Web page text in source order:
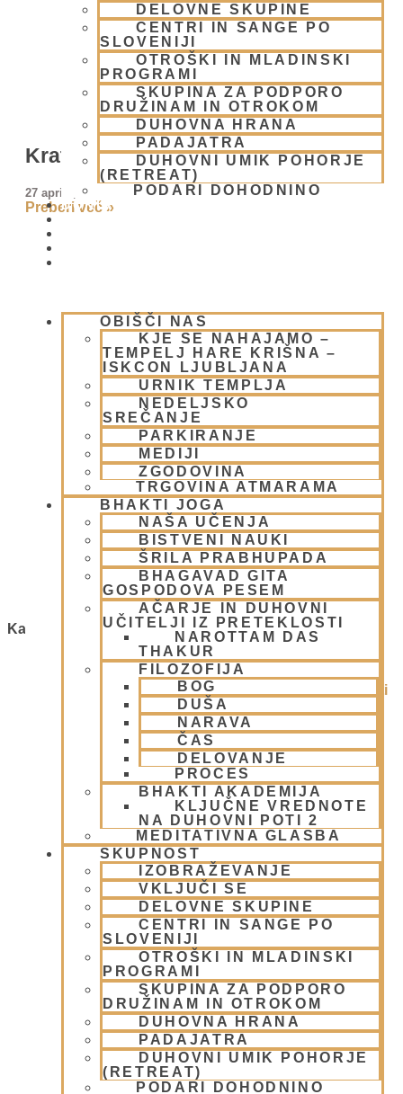
DELOVNE SKUPINE
CENTRI IN SANGE PO
SLOVENIJI
OTROŠKI IN MLADINSKI
PROGRAMI
SKUPINA ZA PODPORO
DRUŽINAM IN OTROKOM
DUHOVNA HRANA
PADAJATRA
DUHOVNI UMIK POHORJE
(RETREAT)
PODARI DOHODNINO
DONIRAJ
OBIŠČI NAS
KJE SE NAHAJAMO –
TEMPELJ HARE KRIŠNA –
ISKCON LJUBLJANA
URNIK TEMPLJA
NEDELJSKO
SREČANJE
PARKIRANJE
MEDIJI
ZGODOVINA
TRGOVINA ATMARAMA
BHAKTI JOGA
NAŠA UČENJA
BISTVENI NAUKI
ŠRILA PRABHUPADA
BHAGAVAD GITA
GOSPODOVA PESEM
AČARJE IN DUHOVNI
UČITELJI IZ PRETEKLOSTI
NAROTTAM DAS
THAKUR
FILOZOFIJA
BOG
DUŠA
NARAVA
ČAS
DELOVANJE
PROCES
BHAKTI AKADEMIJA
KLJUČNE VREDNOTE
NA DUHOVNI POTI 2
MEDITATIVNA GLASBA
SKUPNOST
IZOBRAŽEVANJE
VKLJUČI SE
DELOVNE SKUPINE
CENTRI IN SANGE PO
SLOVENIJI
OTROŠKI IN MLADINSKI
PROGRAMI
SKUPINA ZA PODPORO
DRUŽINAM IN OTROKOM
DUHOVNA HRANA
PADAJATRA
DUHOVNI UMIK POHORJE
(RETREAT)
PODARI DOHODNINO
Kratu Prabhu
27 aprila, 2008
Preberi več »
Cilji skupnosti
27 aprila, 2008
Preberi več »
Splošni pogoji uporabe
27 aprila, 2008
Preberi več »
Kategorije
1.Blog(26)
Ačarje v sampradaji – duhovni učitelji iz preteklosti
(1)
Bog, živo bitje in narava(17)
Centri, Nama hatte in sange po Sloveniji(1)
Duhovni učitelj – Šrila Prabhupada (9)
(1)
Ekadaši(9)
FESTIVALI(10)
Gita mahatmja(3)
Glasba (2)
Gledališke igre(1)
(8)
Iskcon po svetu (2)
Jatra Javornik 2008(1)
Karma, reinkarnacija in bhakti (8)
Krišna – vrhovna božanska oseba
KRIŠNA BAZAR(1)
Krišnove inkarnacije(11)